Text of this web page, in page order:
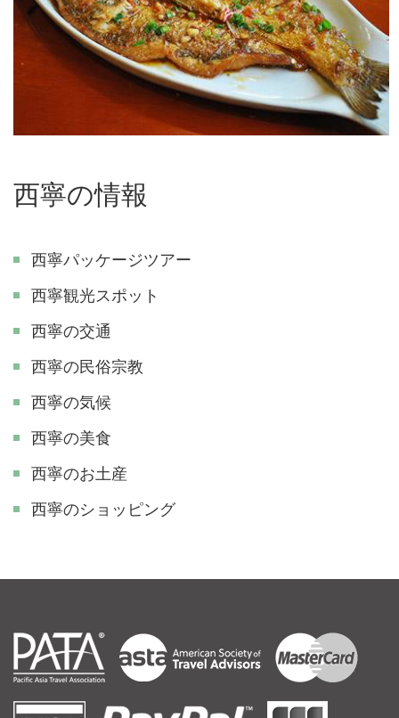
西寧の情報
西寧パッケージツアー
西寧観光スポット
西寧の交通
西寧の民俗宗教
西寧の気候
西寧の美食
西寧のお土産
西寧のショッピング